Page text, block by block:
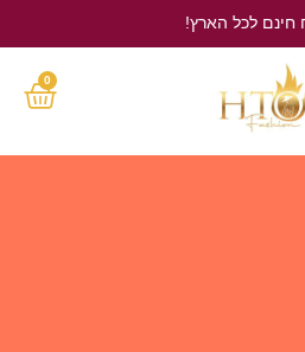
חינם לכל הארץ!
0